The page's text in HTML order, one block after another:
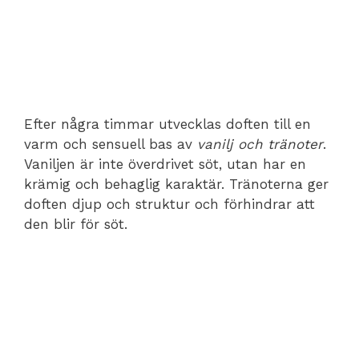
Efter några timmar utvecklas doften till en
varm och sensuell bas av vanilj och tränoter.
Vaniljen är inte överdrivet söt, utan har en
krämig och behaglig karaktär. Tränoterna ger
doften djup och struktur och förhindrar att
den blir för söt.